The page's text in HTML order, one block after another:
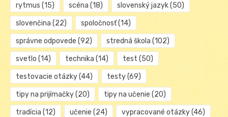
rytmus (15) scéna (18) slovenský jazyk(50)
slovenčina (22) spoločnosť(14)
správne odpovede (92) stredná škola (102)
svetlo (14) technika (14) test (50)
testovacie otázky(44) testy(69)
tipy na prijímačky(20) tipy na učenie (20)
tradícia (12) učenie (24) vypracované otázky(46)